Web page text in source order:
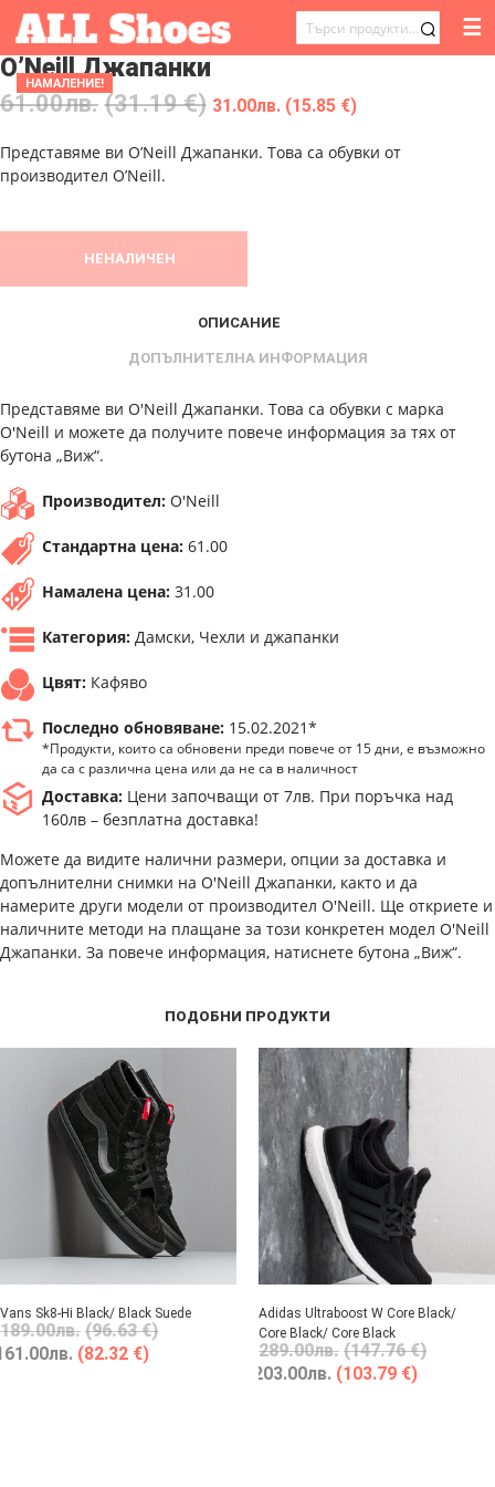
ТЪРСЕНЕ
☰
НАМАЛЕНИЕ!
O’Neill Джапанки
61.00лв. (31.19 €) 31.00лв. (15.85 €)
Представяме ви O’Neill Джапанки. Това са обувки от
производител O’Neill.
НЕНАЛИЧЕН
ОПИСАНИЕ
ДОПЪЛНИТЕЛНА ИНФОРМАЦИЯ
Представяме ви O'Neill Джапанки. Това са обувки с марка
O'Neill и можете да получите повече информация за тях от
бутона „Виж“.
Производител: O'Neill
Стандартна цена: 61.00
Намалена цена: 31.00
Категория: Дамски, Чехли и джапанки
Цвят: Кафяво
Последно обновяване: 15.02.2021*
*Продукти, които са обновени преди повече от 15 дни, е възможно
да са с различна цена или да не са в наличност
Доставка: Цени започващи от 7лв. При поръчка над
160лв – безплатна доставка!
Можете да видите налични размери, опции за доставка и
допълнителни снимки на O'Neill Джапанки, както и да
намерите други модели от производител O'Neill. Ще откриете и
наличните методи на плащане за този конкретен модел O'Neill
Джапанки. За повече информация, натиснете бутона „Виж“.
ПОДОБНИ ПРОДУКТИ
Vans Sk8-Hi Black/ Black Suede
189.00лв. (96.63 €)
лв. (82.32 €)
Adidas Ultraboost W Core Black/
Core Black/ Core Black
289.00лв. (147.76 €)
203.00лв. (103.79 €)